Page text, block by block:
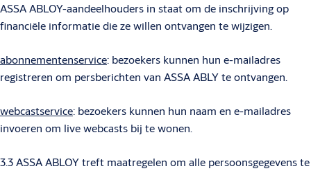
ASSA ABLOY-aandeelhouders in staat om de inschrijving op
financiële informatie die ze willen ontvangen te wijzigen.
abonnementenservice: bezoekers kunnen hun e-mailadres
registreren om persberichten van ASSA ABLY te ontvangen.
webcastservice: bezoekers kunnen hun naam en e-mailadres
invoeren om live webcasts bij te wonen.
3.3 ASSA ABLOY treft maatregelen om alle persoonsgegevens te